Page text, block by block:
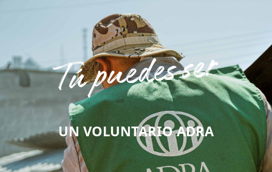
Tú puedes ser
UN VOLUNTARIO ADRA